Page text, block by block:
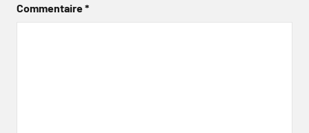
Commentaire*